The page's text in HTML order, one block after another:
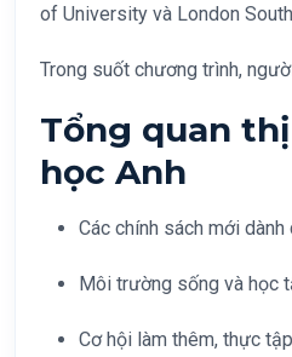
of University và London
Trong suốt chương trình,
Tổng quan
học Anh
Các chính sách mới
Môi trường sống và học
Cơ hội làm thêm, thực